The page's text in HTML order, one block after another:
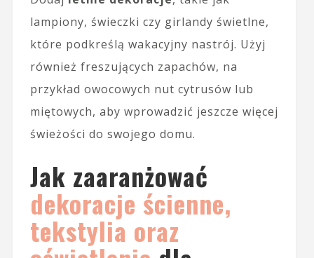
lampiony, świeczki czy girlandy świetlne,
które podkreślą wakacyjny nastrój. Użyj
również freszujących zapachów, na
przykład owocowych nut cytrusów lub
miętowych, aby wprowadzić jeszcze więcej
świeżości do swojego domu.
Jak zaaranżować
dekoracje ścienne,
tekstylia oraz